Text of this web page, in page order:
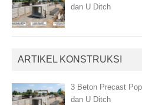
dan U Ditch
ARTIKEL KONSTRUKSI
3 Beton Precast
dan U Ditch